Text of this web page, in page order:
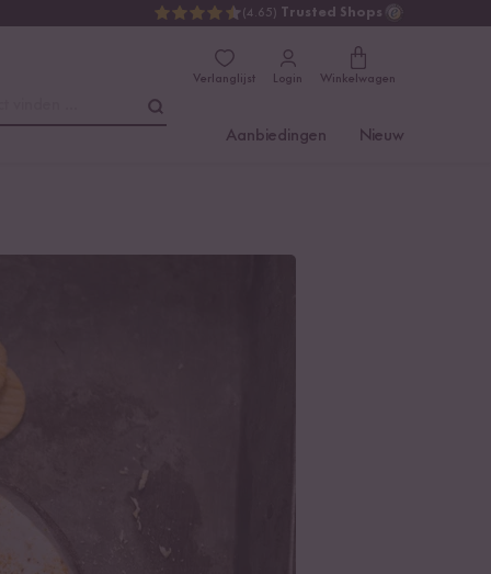
(4.65) Trusted Shops
Verlanglijst Login Winkelwagen
Aanbiedingen Nieuw